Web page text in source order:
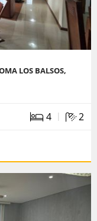
LOS BALSOS,
4 | 2